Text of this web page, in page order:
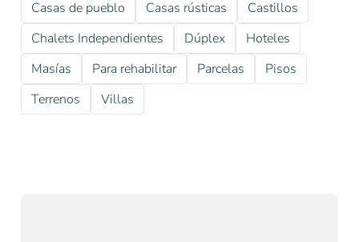
Casas de pueblo
Casas rústicas
Castillos
Chalets Independientes
Dúplex
Hoteles
Masías
Para rehabilitar Parcelas
Pisos
Terrenos
Villas